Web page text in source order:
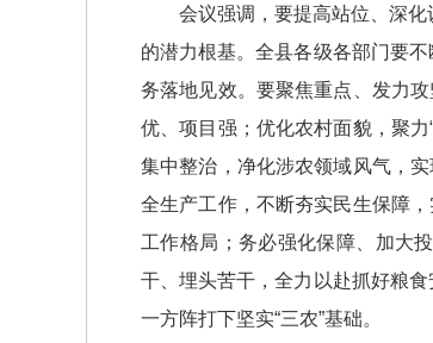
会议强调，要提高站位、深化
的潜力根基。全县各级各部门要
务落地见效。要聚焦重点、发力
优、项目强；优化农村面貌，聚
集中整治，净化涉农领域风气，
全生产工作，不断夯实民生保障
工作格局；务必强化保障、加大
干、埋头苦干，全力以赴抓好粮
一方阵打下坚实“三农”基础。